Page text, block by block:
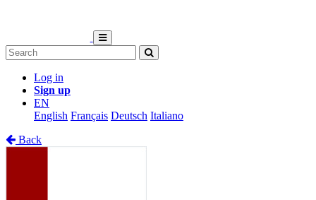
Log in
Sign up
EN
English Français Deutsch Italiano
Back